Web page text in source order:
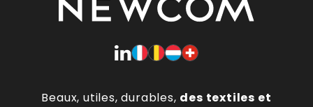
Beaux, utiles, durables, des textiles et